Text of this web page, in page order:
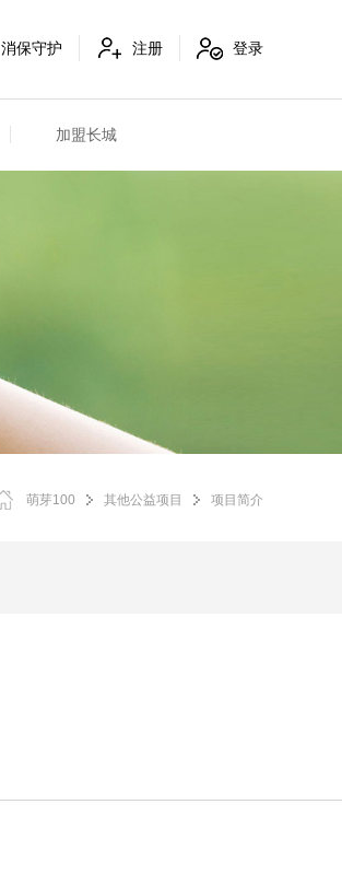
消保守护 注册 登录
加盟长城
萌芽100 其他公益项目 项目简介